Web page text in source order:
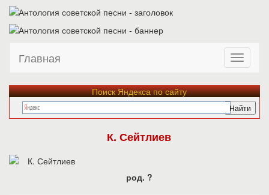
Главная
Поиск Яндекса по сайту
К. Сейтлиев
род. ?